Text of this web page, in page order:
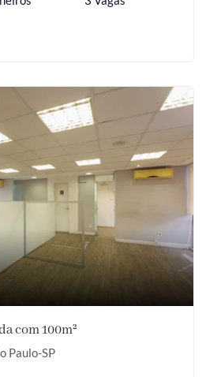
com 100m²
Paulo-SP